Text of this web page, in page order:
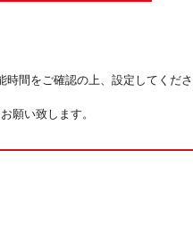
間をご確認の上、設定してくだ
願い致します。